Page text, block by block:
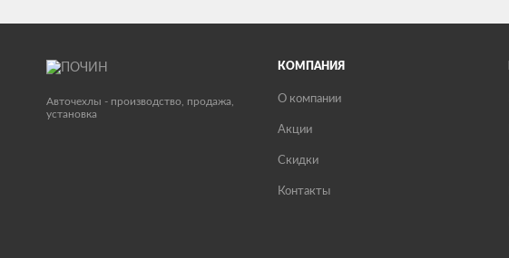
Авточехлы - производство, продажа,
установка
КОМПАНИЯ
О компании
Акции
Скидки
Контакты